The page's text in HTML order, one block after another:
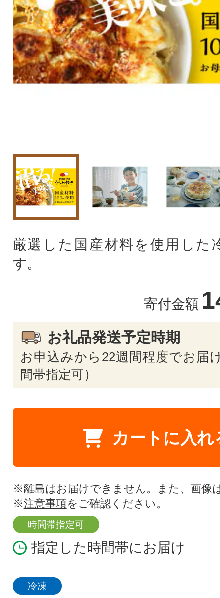
厳選した国産材料を使用した
す。
寄付金額
お礼品発送予定時期
お申込みから22週間程度でお届
間帯指定可）
カートに入れ
※離島はお届けできません。また、画像
※注意事項をご確認ください。
時間帯指定可
指定した時間帯にお届け
冷凍